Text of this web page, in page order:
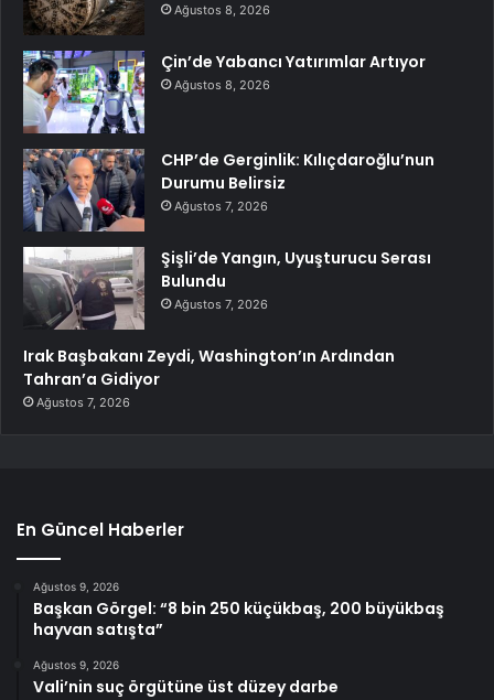
Ağustos 8, 2026
Çin’de Yabancı Yatırımlar Artıyor
Ağustos 8, 2026
CHP’de Gerginlik: Kılıçdaroğlu’nun
Durumu Belirsiz
Ağustos 7, 2026
Şişli’de Yangın, Uyuşturucu Serası
Bulundu
Ağustos 7, 2026
Irak Başbakanı Zeydi, Washington’ın Ardından
Tahran’a Gidiyor
Ağustos 7, 2026
En Güncel Haberler
Ağustos 9, 2026
Başkan Görgel: “8 bin 250 küçükbaş, 200 büyükbaş
hayvan satışta”
Ağustos 9, 2026
Vali’nin suç örgütüne üst düzey darbe